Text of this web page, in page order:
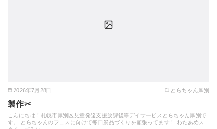
2026年7月28日 とらちゃん厚別
製作✂
こんにちは！札幌市厚別区児童発達支援放課後等デイサービスとらちゃん厚別で
す。 とらちゃんのフェスに向けて毎日景品づくりを頑張ってます！ わたあめス